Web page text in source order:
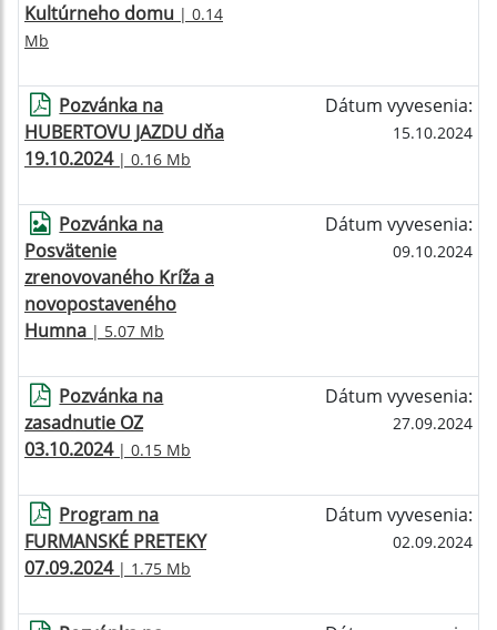
Kultúrneho domu | 0.14
Mb
Pozvánka na
HUBERTOVU JAZDU dňa
19.10.2024| 0.16 Mb
Dátum vyvesenia:
15.10.2024
Pozvánka na
Posvätenie
zrenovovaného Kríža a
novopostaveného
Humna | 5.07 Mb
Dátum vyvesenia:
09.10.2024
Pozvánka na
zasadnutie OZ
03.10.2024| 0.15 Mb
Dátum vyvesenia:
27.09.2024
Program na
FURMANSKÉ PRETEKY
07.09.2024| 1.75 Mb
Dátum vyvesenia:
02.09.2024